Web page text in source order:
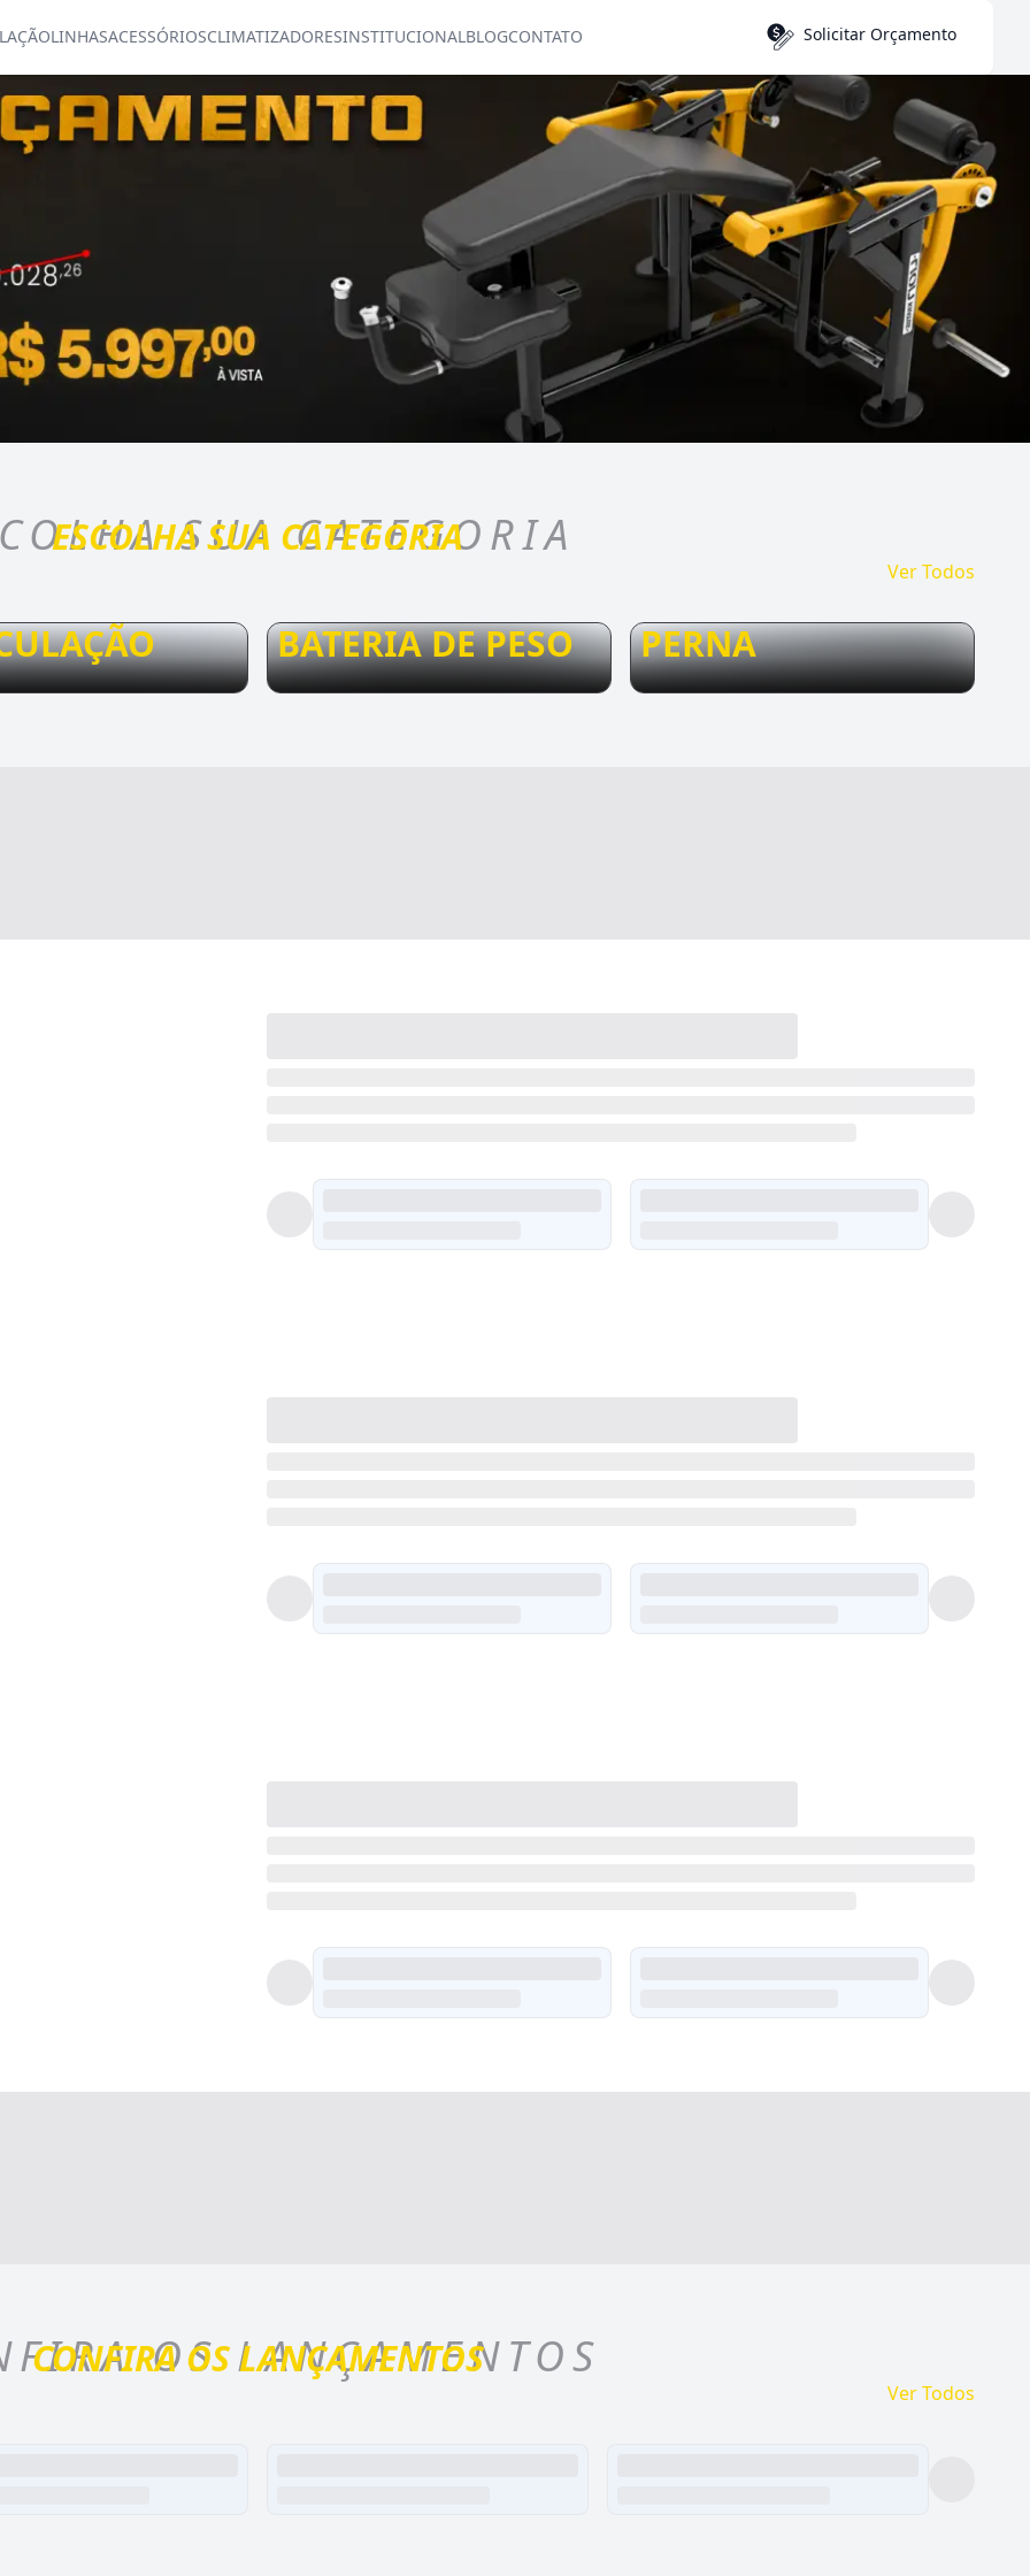
LINHASACESSÓRIOSCLIMATIZADORESINSTITUCIONALBLOGCONTATO Solicitar Orçamento
ESCOLHA SUA CATEGORIA
SUA CATEGORIA
Ver Todos
BATERIA DE PESO PERNA
CONFIRA OS LANÇAMENTOS
OS LANÇAMENTOS
Ver Todos